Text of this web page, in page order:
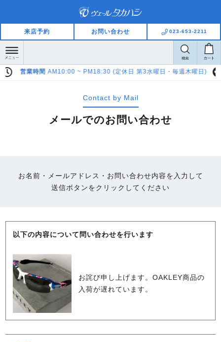
来店予約 お問い合わせ 023-653-2211
第3水曜日・毎週木曜日) Pay Pay LINE Pay ご利用いただけます
Contact by Mail
メールでのお問い合わせ
お名前・メールアドレス・お問い合わせ内容を入力して
送信ボタンをクリックしてください
以下の内容について問い合わせを行います
お詫び申し上げます。OAKLEY商品の
入荷が遅れています。